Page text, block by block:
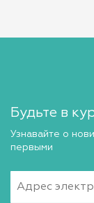
Будьте в
Узнавайте о
первыми